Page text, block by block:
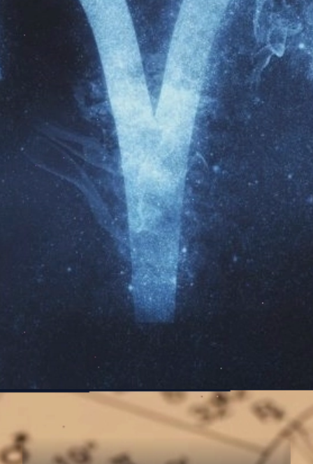
https://thienvanhoc.edu.vn/sao-kim-nghich-hanh